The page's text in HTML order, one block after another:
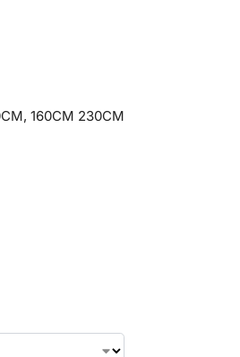
160CM 230CM